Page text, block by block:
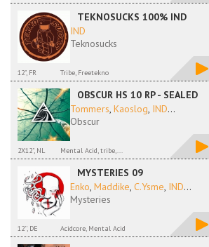
TEKNOSUCKS 100% IND
IND
Teknosucks
12", FR Tribe, Freetekno
OBSCUR HS 10 RP - SEALED
Tommers, Kaoslog, IND...
Obscur
2X12", NL Mental Acid, tribe,...
MYSTERIES 09
Enko, Maddike, C.Ysme, IND...
Mysteries
12'', DE Acidcore, Mental Acid